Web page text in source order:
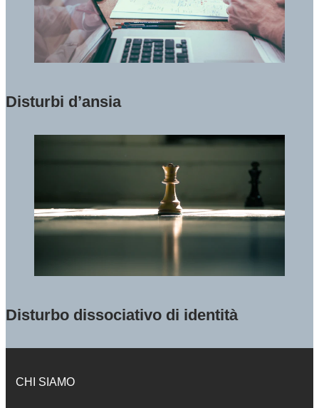
Disturbi d’ansia
Disturbo dissociativo di identità
CHI SIAMO